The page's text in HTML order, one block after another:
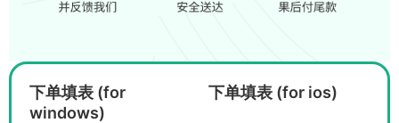
下单填表 (for
windows)
下单填表 (for ios)